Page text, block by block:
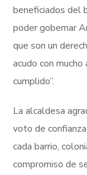
beneficiados del
poder gobernar
que son un
acudo con
cumplido”.
La alcaldesa
voto de
cada barrio,
compromiso de